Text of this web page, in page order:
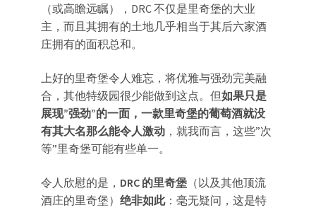
（或高瞻远瞩），DRC 不仅是里奇堡的大业
主，而且其拥有的土地几乎相当于其后六家酒
庄拥有的面积总和。
上好的里奇堡令人难忘，将优雅与强劲完美融
合，其他特级园很少能做到这点。但如果只是
展现”强劲”的一面，一款里奇堡的葡萄酒就没
有其大名那么能令人激动 ，就我而言，这些”次
等”里奇堡可能有些单一。
令人欣慰的是， DRC 的里奇堡 （以及其他顶流
酒庄的里奇堡） 绝非如此：毫无疑问，这是特